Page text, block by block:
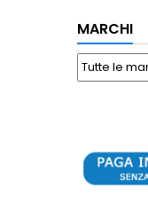
MARCHI